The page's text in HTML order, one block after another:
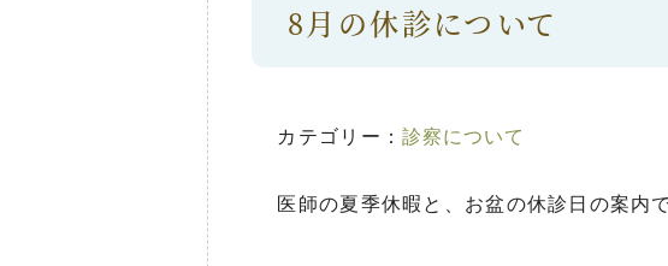
8月の休診について
カテゴリー：診察について
医師の夏季休暇と、お盆の休診日の案内で